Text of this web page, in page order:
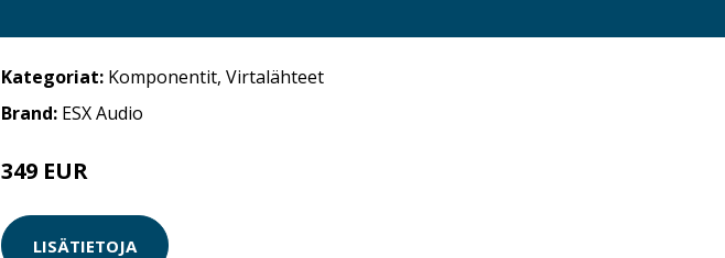
Kategoriat: Komponentit, Virtalähteet
Brand: ESX Audio
349 EUR
LISÄTIETOJA